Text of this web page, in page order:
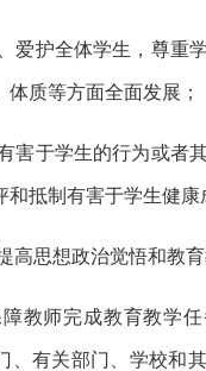
护全体学生，尊重学
质等方面全面发展；
于学生的行为或者
和抵制有害于学生健康
思想政治觉悟和教育
师完成教育教学任
、有关部门、学校和